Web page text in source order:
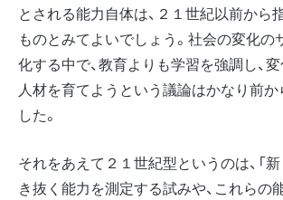
とされる能力自体は、２１世紀以前から
ものとみてよいでしょう。社会の変化の
化する中で、教育よりも学習を強調し、
人材を育てようという議論はかなり前か
した。
それをあえて２１世紀型というのは、「
き抜く能力を測定する試みや、これらの